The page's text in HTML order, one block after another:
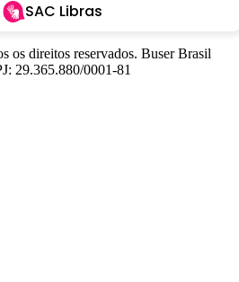
SAC Libras
os direitos reservados. Buser Brasil
29.365.880/0001-81